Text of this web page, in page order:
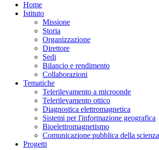
Home
Istituto
Missione
Storia
Organizzazione
Direttore
Sedi
Bilancio e rendimento
Collaborazioni
Tematiche
Telerilevamento a microonde
Telerilevamento ottico
Diagnostica elettromagnetica
Sistemi per l'informazione geografica
Bioelettromagnetismo
Comunicazione pubblica della scienza
Progetti